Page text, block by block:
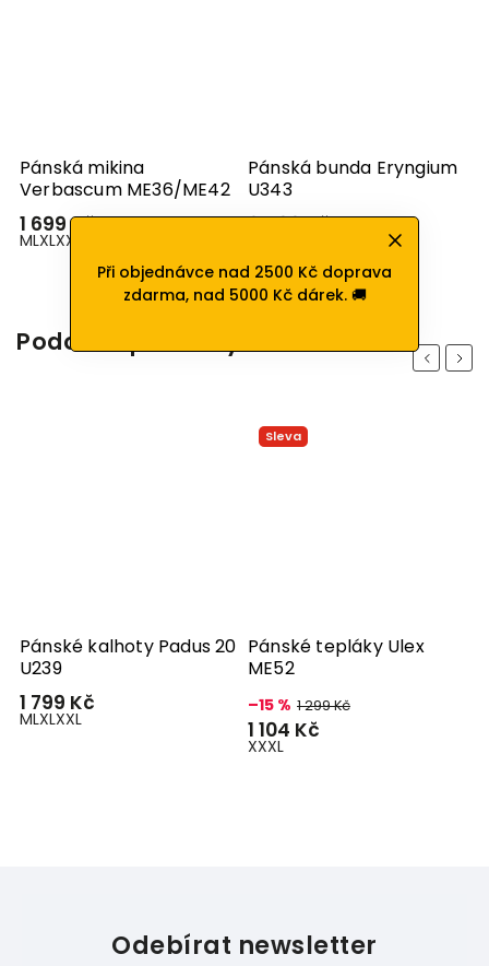
Při objednávce nad 2500 Kč doprava
zdarma, nad 5000 Kč dárek. 🚚
Pánská mikina
Verbascum ME36/ME42
1 699 Kč
MLXLXXL
Pánská bunda Eryngium
U343
3 499 Kč
Podobné produkty Previous
Pánské kalhoty Padus 20
U239
1 799 Kč
MLXLXXL
Sleva
Pánské tepláky Ulex
ME52
–15 % 1 299 Kč
1 104 Kč
XXXL
Next
Odebírat newsletter